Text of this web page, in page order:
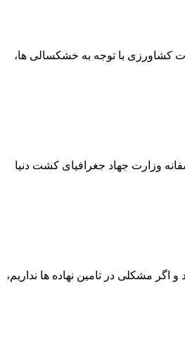
کشاورزی با توجه به خشکسالی ها،
وزارت جهاد جغرافیای کشت دنیا
اگر مشکلی در تامین نهاده ها نداریم،